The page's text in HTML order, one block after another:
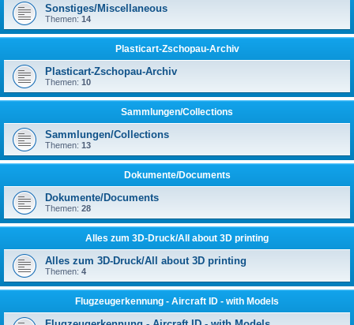
Sonstiges/Miscellaneous
Themen: 14
Plasticart-Zschopau-Archiv
Plasticart-Zschopau-Archiv
Themen: 10
Sammlungen/Collections
Sammlungen/Collections
Themen: 13
Dokumente/Documents
Dokumente/Documents
Themen: 28
Alles zum 3D-Druck/All about 3D printing
Alles zum 3D-Druck/All about 3D printing
Themen: 4
Flugzeugerkennung - Aircraft ID - with Models